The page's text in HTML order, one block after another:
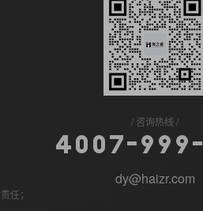
任；
咨询热线
4 0 0 7- 9 9 9 -
dy@haizr.com